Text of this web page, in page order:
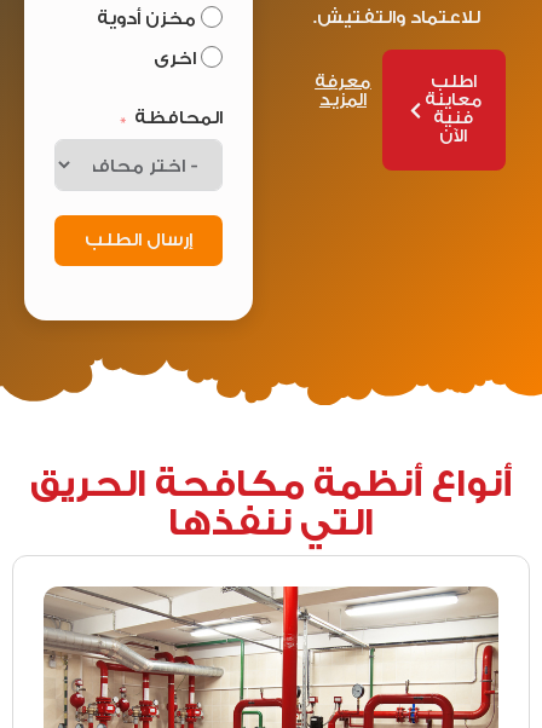
للاعتماد والتفتيش.
اطلب
معاينة
فنية
الآن
معرفة
المزيد
مخزن أدوية
اخرى
المحافظة
إرسال الطلب
أنواع أنظمة مكافحة الحريق
التي ننفذها